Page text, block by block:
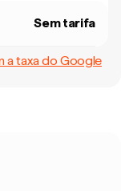
Sem tarifa
a taxa do Google